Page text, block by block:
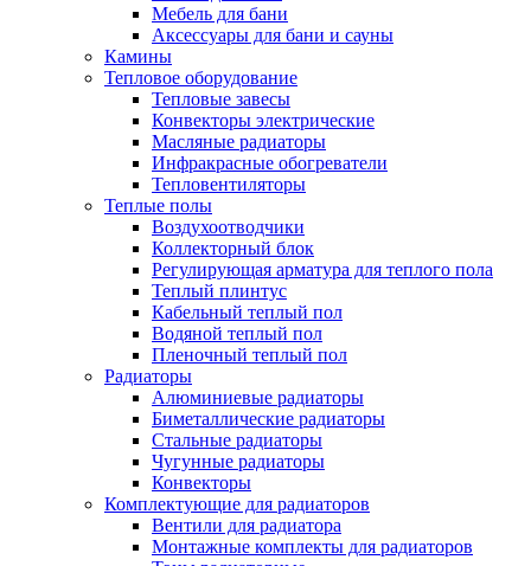
Мебель для бани
Аксессуары для бани и сауны
Камины
Тепловое оборудование
Тепловые завесы
Конвекторы электрические
Масляные радиаторы
Инфракрасные обогреватели
Тепловентиляторы
Теплые полы
Воздухоотводчики
Коллекторный блок
Регулирующая арматура для теплого пола
Теплый плинтус
Кабельный теплый пол
Водяной теплый пол
Пленочный теплый пол
Радиаторы
Алюминиевые радиаторы
Биметаллические радиаторы
Стальные радиаторы
Чугунные радиаторы
Конвекторы
Комплектующие для радиаторов
Вентили для радиатора
Монтажные комплекты для радиаторов